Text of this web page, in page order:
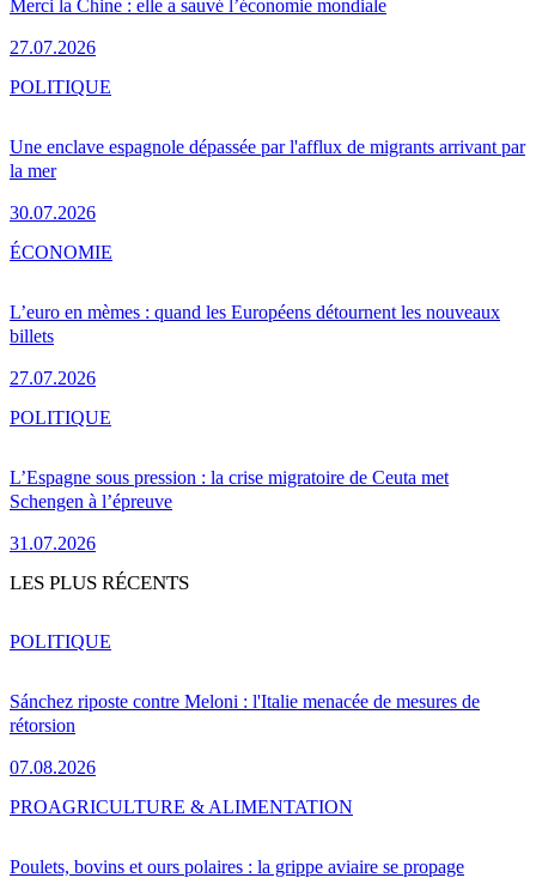
Merci la Chine : elle a sauvé l’économie mondiale
27.07.2026
Une enclave espagnole dépassée par l'afflux de migrants arrivant par
la mer
30.07.2026
POLITIQUE
L’euro en mèmes : quand les Européens détournent les nouveaux
billets
27.07.2026
ÉCONOMIE
L’Espagne sous pression : la crise migratoire de Ceuta met
Schengen à l’épreuve
31.07.2026
POLITIQUE
LES PLUS RÉCENTS
Sánchez riposte contre Meloni : l'Italie menacée de mesures de
rétorsion
07.08.2026
POLITIQUE
Poulets, bovins et ours polaires : la grippe aviaire se propage
PROAGRICULTURE & ALIMENTATION